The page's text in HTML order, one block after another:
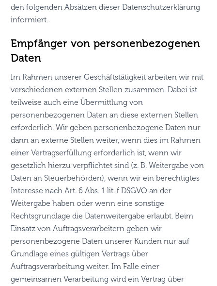
den folgenden Absätzen dieser Datenschutzerklärung
informiert.
Empfänger von personenbezogenen
Daten
Im Rahmen unserer Geschäftstätigkeit arbeiten wir mit
verschiedenen externen Stellen zusammen. Dabei ist
teilweise auch eine Übermittlung von
personenbezogenen Daten an diese externen Stellen
erforderlich. Wir geben personenbezogene Daten nur
dann an externe Stellen weiter, wenn dies im Rahmen
einer Vertragserfüllung erforderlich ist, wenn wir
gesetzlich hierzu verpflichtet sind (z. B. Weitergabe von
Daten an Steuerbehörden), wenn wir ein berechtigtes
Interesse nach Art. 6 Abs. 1 lit. f DSGVO an der
Weitergabe haben oder wenn eine sonstige
Rechtsgrundlage die Datenweitergabe erlaubt. Beim
Einsatz von Auftragsverarbeitern geben wir
personenbezogene Daten unserer Kunden nur auf
Grundlage eines gültigen Vertrags über
Auftragsverarbeitung weiter. Im Falle einer
gemeinsamen Verarbeitung wird ein Vertrag über